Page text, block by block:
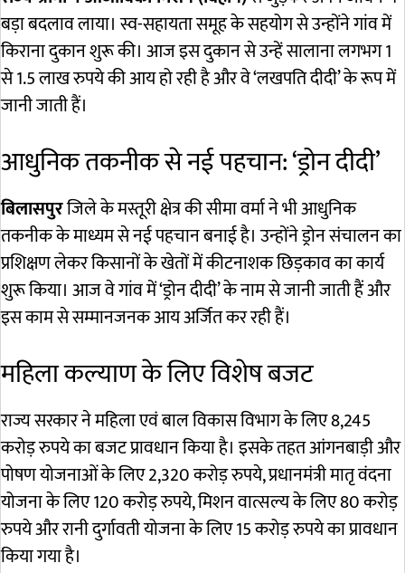
बड़ा बदलाव लाया। स्व-सहायता समूह के सहयोग से उन्होंने गांव में
किराना दुकान शुरू की। आज इस दुकान से उन्हें सालाना लगभग 1
से 1.5 लाख रुपये की आय हो रही है और वे ‘लखपति दीदी’ के रूप में
जानी जाती हैं।
आधुनिक तकनीक से नई पहचान: ‘ड्रोन दीदी’
बिलासपुरजिले के मस्तूरी क्षेत्र की सीमा वर्मा ने भी आधुनिक
तकनीक के माध्यम से नई पहचान बनाई है। उन्होंने ड्रोन संचालन का
प्रशिक्षण लेकर किसानों के खेतों में कीटनाशक छिड़काव का कार्य
शुरू किया। आज वे गांव में ‘ड्रोन दीदी’ के नाम से जानी जाती हैं और
इस काम से सम्मानजनक आय अर्जित कर रही हैं।
महिला कल्याण के लिए विशेष बजट
राज्य सरकार ने महिला एवं बाल विकास विभाग के लिए 8,245
करोड़ रुपये का बजट प्रावधान किया है। इसके तहत आंगनबाड़ी और
पोषण योजनाओं के लिए 2,320 करोड़ रुपये, प्रधानमंत्री मातृ वंदना
योजना के लिए 120 करोड़ रुपये, मिशन वात्सल्य के लिए 80 करोड़
रुपये और रानी दुर्गावती योजना के लिए 15 करोड़ रुपये का प्रावधान
किया गया है।